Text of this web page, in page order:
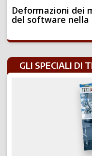
Deformazioni dei
del software nella
GLI SPECIALI DI